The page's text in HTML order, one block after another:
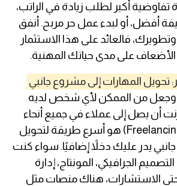
أكبر لطلب زيادة في الراتب،
أفضل، أو لبدء عمل حر مربح. أنفق
فالعائد على هذا الاستثمار
على مدى حياتك المهنية.
وجعل من الممكن لأي شخص لديه
أن يصل إلى عملاء في جميع أنحاء
العالم. العمل الحر (Freelancing) هو أسرع طريقة لتحويل
يدر عليك دخلاً إضافيًا. سواء كنت
التصميم الجرافيكي، المونتاج، إدارة
الاستشارات، هناك منصات مثل